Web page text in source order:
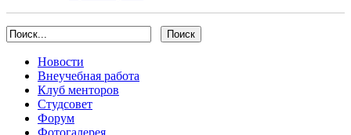
Новости
Внеучебная работа
Клуб менторов
Студсовет
Форум
Фотогалерея